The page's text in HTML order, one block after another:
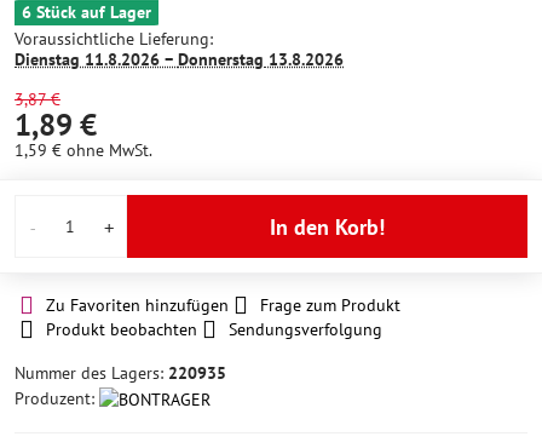
6 Stück auf Lager
Voraussichtliche Lieferung:
Dienstag 11.8.2026 − Donnerstag 13.8.2026
3,87 €
1,89 €
1,59 € ohne MwSt.
In den Korb!
Zu Favoriten hinzufügen
Frage zum Produkt
Produkt beobachten
Sendungsverfolgung
Nummer des Lagers: 220935
Produzent: